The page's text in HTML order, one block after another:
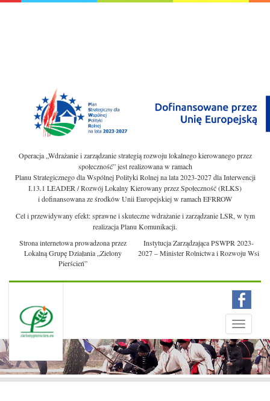
Operacja „Wdrażanie i zarządzanie strategią rozwoju lokalnego kierowanego przez
społeczność” jest realizowana w ramach
Planu Strategicznego dla Wspólnej Polityki Rolnej na lata 2023-2027 dla Interwencji
I.13.1 LEADER / Rozwój Lokalny Kierowany przez Społeczność (RLKS)
i dofinansowana ze środków Unii Europejskiej w ramach EFRROW
Cel i przewidywany efekt: sprawne i skuteczne wdrażanie i zarządzanie LSR, w tym
realizacja Planu Komunikacji.
Strona internetowa prowadzona przez
Lokalną Grupę Działania „Zielony
Pierścień”
Instytucja Zarządzająca PSWPR 2023-
2027 – Minister Rolnictwa i Rozwoju Wsi
Toggle
Menu